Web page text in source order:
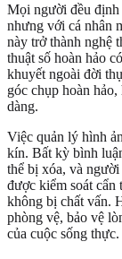
Mọi người đều định
nhưng với cá nhân
này trở thành nghệ
thuật số hoàn hảo
khuyết ngoài đời
góc chụp hoàn
dàng.
Việc quản lý hình
kín. Bất kỳ bình
thể bị xóa, và
được kiểm soát cẩn
không bị chất vấn.
phòng vệ, bảo vệ
của cuộc sống thực.